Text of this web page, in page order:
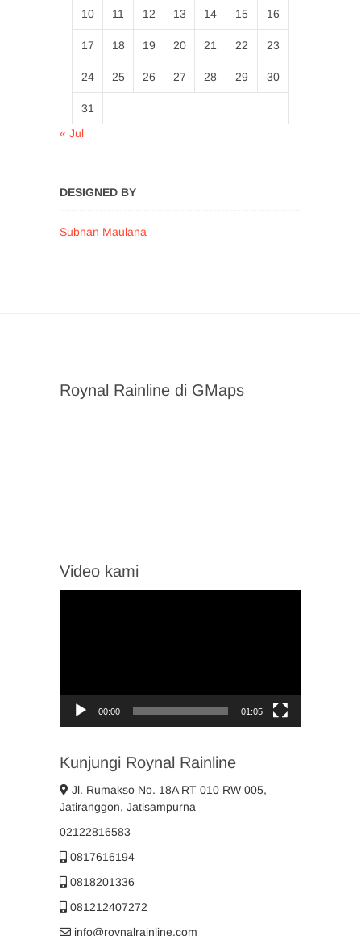
10 11 12 13 14 15 16
17 18 19 20 21 22 23
24 25 26 27 28 29 30
31
« Jul
DESIGNED BY
Subhan Maulana
Roynal Rainline di GMaps
Video kami
00:00 01:05
Kunjungi Roynal Rainline
Jl. Rumakso No. 18A RT 010 RW 005,
Jatiranggon, Jatisampurna
02122816583
0817616194
0818201336
081212407272
info@roynalrainline.com